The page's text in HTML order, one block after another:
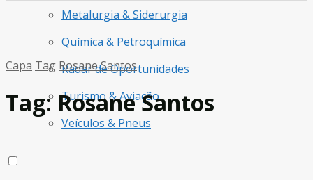
Metalurgia & Siderurgia
Química & Petroquímica
Radar de Oportunidades
Turismo & Aviação
Veículos & Pneus
Capa Tag Rosane Santos
Tag:Rosane Santos